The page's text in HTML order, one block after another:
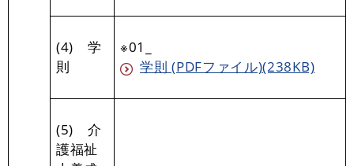
(4) 学
則
※01_
学則 (PDFファイル)(238KB)
(5) 介
護福祉